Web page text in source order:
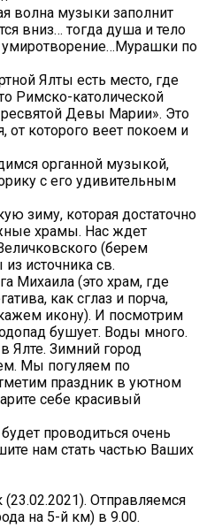
волна музыки заполнит
вниз… тогда душа и тело
умиротворение…Мурашки по
Ялты есть место, где
Римско-католической
Девы Марии». Это
от которого веет покоем и
органной музыкой,
с его удивительным
зиму, которая достаточно
храмы. Нас ждет
(берем
источника св.
Михаила (это храм, где
как сглаз и порча,
икону). И посмотрим
бушует. Воды много.
Ялте. Зимний город
Мы погуляем по
праздник в уютном
себе красивый
проводиться очень
нам стать частью Ваших
Отправляемся
на 5-й км) в 9.00.